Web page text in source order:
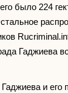
было 224
Гаджиева
и его